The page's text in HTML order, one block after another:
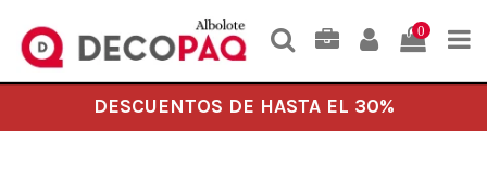
0
DESCUENTOS DE HASTA EL 30%